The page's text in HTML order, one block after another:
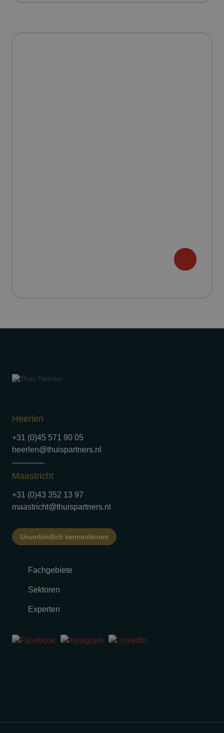
Heerlen
+31 (0)45 571 90 05
heerlen@thuispartners.nl
Maastricht
+31 (0)43 352 13 97
maastricht@thuispartners.nl
Unverbindlich kennenlernen
Fachgebiete
Sektoren
Experten